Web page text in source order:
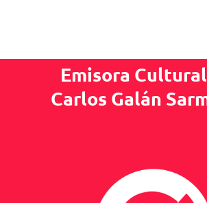
Emisora
Carlos Galán